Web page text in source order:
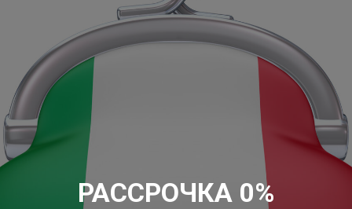
РАССРОЧКА 0%